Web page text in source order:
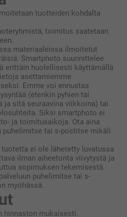
tuotteiden kohdalta
toimitus saatetaan
materiaaleissa ilmoitetut
Smartphoto suunnittelee
erittäin huolellisesti käyttämällä
asettamiemme
Emme voi ennustaa
(etenkin pyhien tai
ja sitä seuraavina viikkoina) tai
Siksi smartphoto ei
ja toimitusaikoja. Ota aina
puhelimitse tai s-postitse mikäli
ei ole lähetetty luvatussa
ilman aiheetonta viivytystä ja
sopimuksen tekemisestä.
puhelimitse tai s-
myöhässä.
hinnaston mukaisesti.